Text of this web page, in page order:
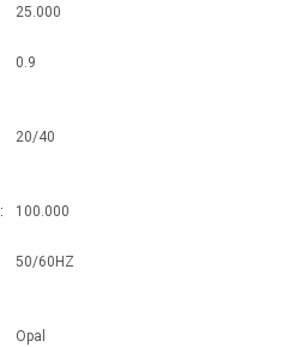
25.000
0.9
20/40
100.000
50/60HZ
Opal